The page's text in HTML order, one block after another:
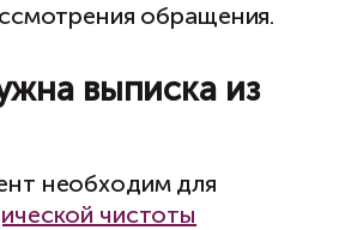
обращения.
выписка из
необходим для
чистоты